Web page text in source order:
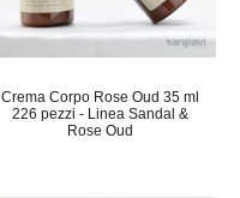
Crema Corpo Rose Oud 35 ml
226 pezzi - Linea Sandal &
Rose Oud